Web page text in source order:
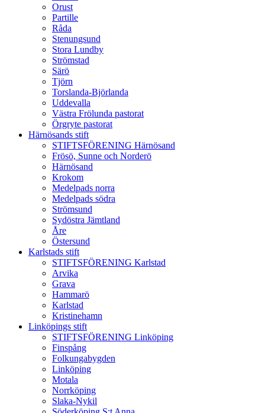
Orust
Partille
Råda
Stenungsund
Stora Lundby
Strömstad
Särö
Tjörn
Torslanda-Björlanda
Uddevalla
Västra Frölunda pastorat
Örgryte pastorat
Härnösands stift
STIFTSFÖRENING Härnösand
Frösö, Sunne och Norderö
Härnösand
Krokom
Medelpads norra
Medelpads södra
Strömsund
Sydöstra Jämtland
Åre
Östersund
Karlstads stift
STIFTSFÖRENING Karlstad
Arvika
Grava
Hammarö
Karlstad
Kristinehamn
Linköpings stift
STIFTSFÖRENING Linköping
Finspång
Folkungabygden
Linköping
Motala
Norrköping
Slaka-Nykil